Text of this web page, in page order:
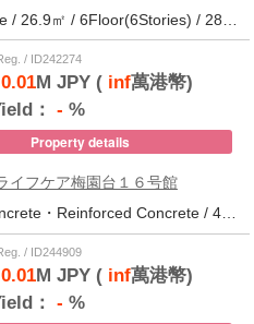
/ ID242274
0.01M JPY (inf萬港幣)
： - %
Property details
イフケア梅園台１６号館
Built 43 yrs / Steel reinforced Concrete・Reinforced Concrete / 44.37㎡ / 5Floor(14Stories) / 294Units / Distance from the station.25
/ ID244909
0.01M JPY (inf萬港幣)
： - %